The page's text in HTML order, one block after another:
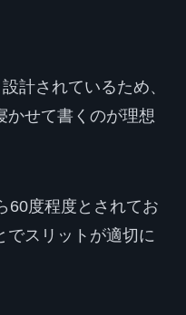
計されているため、
かせて書くのが理想
60度程度とされてお
でスリットが適切に